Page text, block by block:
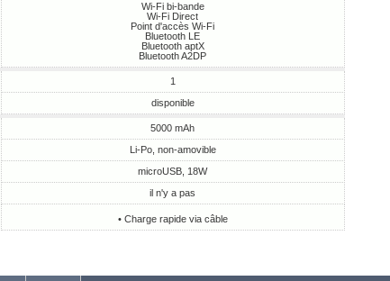
Wi-Fi bi-bande
Wi-Fi Direct
Point d'accès Wi-Fi
Bluetooth LE
Bluetooth aptX
Bluetooth A2DP
1
disponible
5000 mAh
Li-Po, non-amovible
microUSB, 18W
il n'y a pas
• Charge rapide via câble